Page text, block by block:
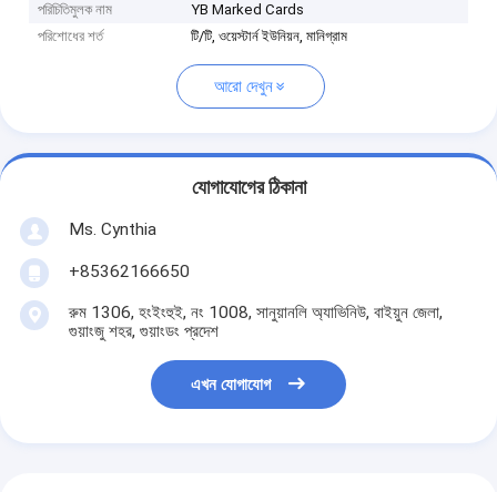
পরিচিতিমুলক নাম
YB Marked Cards
পরিশোধের শর্ত
টি/টি, ওয়েস্টার্ন ইউনিয়ন, মানিগ্রাম
আরো দেখুন
যোগাযোগের ঠিকানা
Ms. Cynthia
‪+85362166650‬
রুম 1306, হংইংহুই, নং 1008, সানুয়ানলি অ্যাভিনিউ, বাইয়ুন জেলা,
গুয়াংজু শহর, গুয়াংডং প্রদেশ
এখন যোগাযোগ